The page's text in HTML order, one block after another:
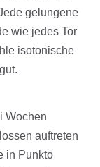
gelungene
wie jedes Tor
isotonische
Wochen
auftreten
in Punkto